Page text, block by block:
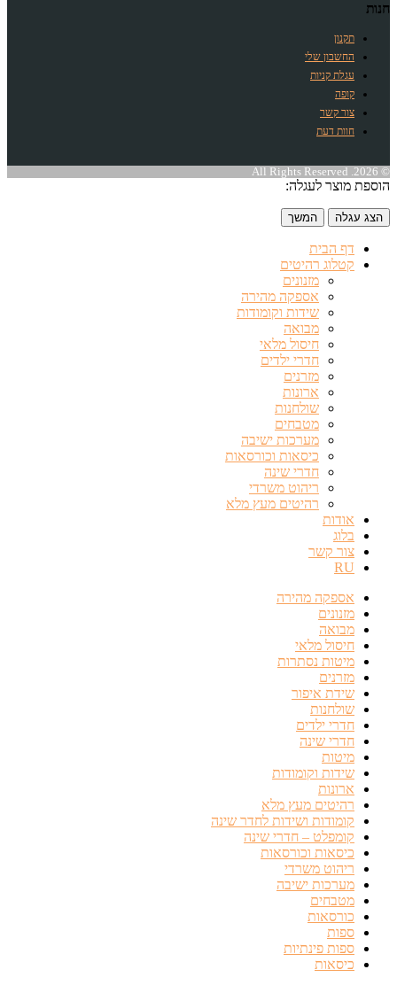
חנות
תקנון
החשבון שלי
עגלת קניות
קופה
צור קשר
חוות דעת
© 2026. All Rights Reserved
הוספת מוצר לעגלה:
הצג עגלה המשך
דף הבית
קטלוג רהיטים
מזנונים
אספקה מהירה
שידות וקומודות
מבואה
חיסול מלאי
חדרי ילדים
מזרנים
ארונות
שולחנות
מטבחים
מערכות ישיבה
כיסאות וכורסאות
חדרי שינה
ריהוט משרדי
רהיטים מעץ מלא
אודות
בלוג
צור קשר
RU
אספקה מהירה
מזנונים
מבואה
חיסול מלאי
מיטות נסתרות
מזרנים
שידת איפור
שולחנות
חדרי ילדים
חדרי שינה
מיטות
שידות וקומודות
ארונות
רהיטים מעץ מלא
קומודות ושידות לחדר שינה
קומפלט – חדרי שינה
כיסאות וכורסאות
ריהוט משרדי
מערכות ישיבה
מטבחים
כורסאות
ספות
ספות פינתיות
כיסאות